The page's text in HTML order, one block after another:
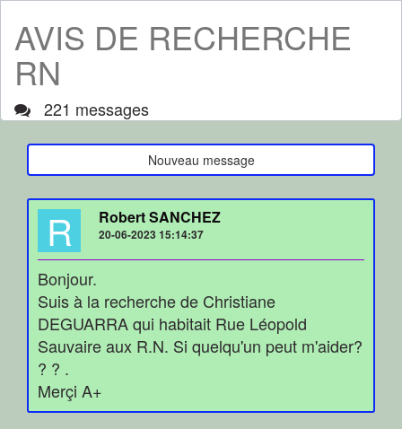
AVIS DE RECHERCHE
RN
221 messages
Nouveau message
R Robert SANCHEZ
20-06-2023 15:14:37
Bonjour.
Suis à la recherche de Christiane
DEGUARRA qui habitait Rue Léopold
Sauvaire aux R.N. Si quelqu'un peut m'aider?
? ? .
Merçi A+